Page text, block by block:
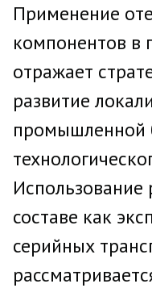
Применение
компонентов в
отражает
развитие
промышленной
Использование
составе как
серийных